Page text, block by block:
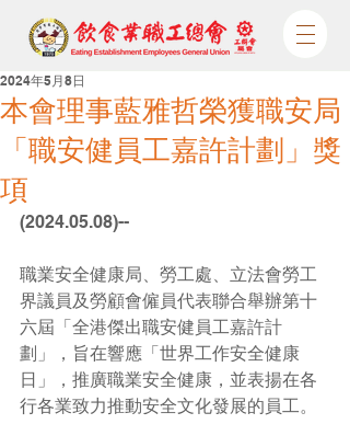
本會理事藍雅哲榮獲職安局
「職安健員工嘉許計劃」獎
項
2024年5月8日
(2024.05.08)--
職業安全健康局、勞工處、立法會勞工
界議員及勞顧會僱員代表聯合舉辦第十
六屆「全港傑出職安健員工嘉許計
劃」，旨在響應「世界工作安全健康
日」，推廣職業安全健康，並表揚在各
行各業致力推動安全文化發展的員工。